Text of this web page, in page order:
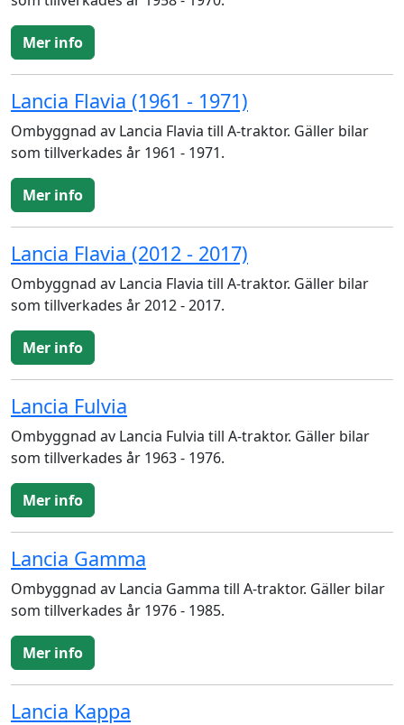
Mer info
Lancia Flavia (1961 - 1971)
Ombyggnad av Lancia Flavia till A-traktor. Gäller bilar
som tillverkades år 1961 - 1971.
Mer info
Lancia Flavia (2012 - 2017)
Ombyggnad av Lancia Flavia till A-traktor. Gäller bilar
som tillverkades år 2012 - 2017.
Mer info
Lancia Fulvia
Ombyggnad av Lancia Fulvia till A-traktor. Gäller bilar
som tillverkades år 1963 - 1976.
Mer info
Lancia Gamma
Ombyggnad av Lancia Gamma till A-traktor. Gäller bilar
som tillverkades år 1976 - 1985.
Mer info
Lancia Kappa